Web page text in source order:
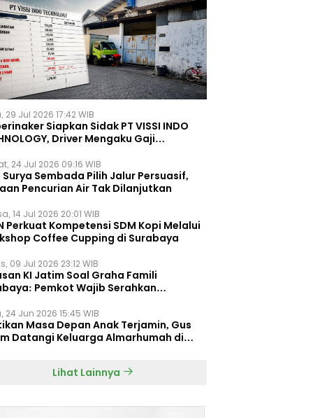
29 Jul 2026 17:42 WIB
Siapkan Sidak PT VISSI INDO
Driver Mengaku Gaji
24 Jul 2026 09:16 WIB
Surya Sembada Pilih Jalur Persuasif,
Pencurian Air Tak Dilanjutkan
14 Jul 2026 20:01 WIB
Perkuat Kompetensi SDM Kopi Melalui
Coffee Cupping di Surabaya
09 Jul 2026 23:12 WIB
KI Jatim Soal Graha Famili
Pemkot Wajib Serahkan
24 Jun 2026 15:45 WIB
Masa Depan Anak Terjamin, Gus
Datangi Keluarga Almarhumah di
Lihat Lainnya